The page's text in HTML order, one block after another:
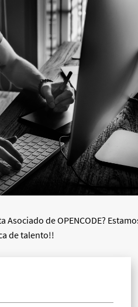
Asociado de OPENCODE?
de talento!!